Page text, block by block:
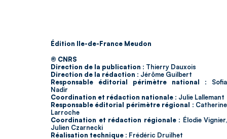
Édition Ile-de-France Meudon
© CNRS
Direction de la publication : Thierry Dauxois
Direction de la rédaction : Jérôme Guilbert
Responsable éditorial périmètre national : Sofia
Nadir
Coordination et rédaction nationale : Julie Lallemant
Responsable éditorial périmètre régional : Catherine
Larroche
Coordination et rédaction régionale : Élodie Vignier,
Julien Czarnecki
Réalisation technique : Frédéric Druilhet